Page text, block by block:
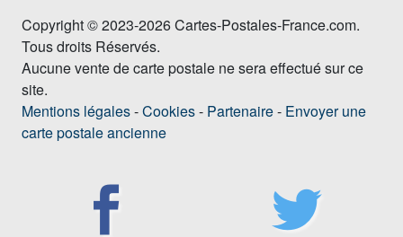
Copyright © 2023-2026 Cartes-Postales-France.com.
Tous droits Réservés.
Aucune vente de carte postale ne sera effectué sur ce
site.
Mentions légales-Cookies- Partenaire- Envoyer une
carte postale ancienne